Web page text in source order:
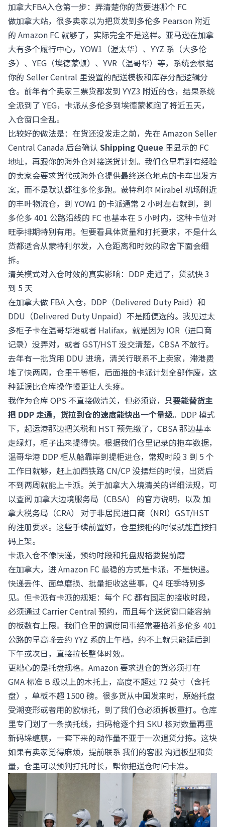
加拿大FBA入仓第一步：弄清楚你的货要进哪个 FC
做加拿大站，很多卖家以为把货发到多伦多 Pearson 附近
的 Amazon FC 就够了，实际完全不是这样。亚马逊在加拿
大有多个履行中心，YOW1（渥太华）、YYZ 系（大多伦
多）、YEG（埃德蒙顿）、YVR（温哥华）等，系统会根据
你的 Seller Central 里设置的配送模板和库存分配逻辑分
仓。前年有个卖家三票货都发到 YYZ3 附近的仓，结果系统
全派到了 YEG，卡派从多伦多到埃德蒙顿跑了将近五天，
入仓窗口全乱。
比较好的做法是：在货还没发走之前，先在 Amazon Seller
Central Canada后台确认 Shipping Queue 里显示的 FC
地址，再跟你的海外仓对接送货计划。我们仓里看到有经验
的卖家会要求货代或海外仓提供最终送仓地点的卡车出发方
案，而不是默认都往多伦多跑。蒙特利尔 Mirabel 机场附近
的丰叶物流仓，到 YOW1 的卡派通常 2 小时左右就到，到
多伦多 401 公路沿线的 FC 也基本在 5 小时内，这种卡位对
旺季排期特别有用。但要看具体货量和打托要求，不是什么
货都适合从蒙特利尔发，入仓距离和时效的取舍下面会细
拆。
清关模式对入仓时效的真实影响：DDP 走通了，货就快 3
到 5 天
在加拿大做 FBA 入仓，DDP（Delivered Duty Paid）和
DDU（Delivered Duty Unpaid）不是随便选的。我见过太
多柜子卡在温哥华港或者 Halifax，就是因为 IOR（进口商
记录）没弄对，或者 GST/HST 没交清楚，CBSA 不放行。
去年有一批货用 DDU 进境，清关行联系不上卖家，滞港费
堆了快两周，仓里干等柜，后面推的卡派计划全部作废，这
种延误比仓库操作慢更让人头疼。
我作为仓库 OPS 不直接做清关，但必须说， 只要能替货主
把 DDP 走通，货拉到仓的速度能快出一个量级。DDP 模式
下，起运港那边把关税和 HST 预先缴了，CBSA 那边基本
走绿灯，柜子出来提得快。根据我们仓里记录的拖车数据，
温哥华港 DDP 柜从船靠岸到提柜进仓，常规时段 3 到 5 个
工作日就够，赶上加西铁路 CN/CP 没摆烂的时候，出货后
不到两周就能上卡派。关于加拿大入境清关的详细法规，可
以查阅 加拿大边境服务局（CBSA） 的官方说明，以及 加
拿大税务局（CRA）
对于非居民进口商（NRI）GST/HST
的注册要求。这些手续前置好，仓里接柜的时候就能直接扫
码上架。
卡派入仓不像快递，预约时段和托盘规格要提前磨
在加拿大，进 Amazon FC 最稳的方式是卡派，不是快递。
快递丢件、面单磨损、批量拒收这些事，Q4 旺季特别多
见。但卡派有卡派的规矩：每个 FC 都有固定的接收时段，
必须通过 Carrier Central 预约，而且每个送货窗口能容纳
的板数有上限。我们仓里的调度同事经常要掐着多伦多 401
公路的早高峰去约 YYZ 系的上午档，约不上就只能延后到
下午或次日，直接拉长整体时效。
更糟心的是托盘规格。Amazon 要求进仓的货必须打在
GMA 标准 B 级以上的木托上，高度不超过 72 英寸（含托
盘），单板不超 1500 磅。很多货从中国发来时，原始托盘
受潮变形或者用的欧标托，到了我们仓必须拆板重打。仓库
里专门划了一条换托线，扫码枪逐个扫 SKU 核对数量再重
新码垛缠膜，一套下来的动作量不亚于一次退货分拣。这块
如果有卖家觉得麻烦，提前联系 我们的客服 沟通板型和货
量，仓里可以预判打托时长，帮你把送仓时间卡准。